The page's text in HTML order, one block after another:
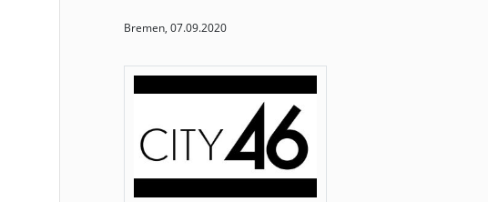
Bremen, 07.09.2020